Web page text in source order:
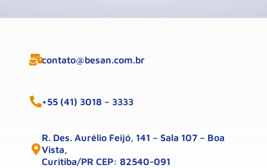
contato@besan.com.br
+55 (41) 3018 – 3333
R. Des. Aurélio Feijó, 141 – Sala 107 – Boa
Vista,
Curitiba/PR CEP: 82540-091